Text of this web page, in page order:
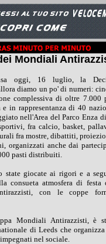
Mondiali
oggi, 16 luglio, la
diamo un po' di numeri:
complessiva di oltre 7.000
e in rappresentanza di 40
nell'Area del Parco Enza
fra calcio, basket,
fra mostre, dibattiti,
organizzati anche dai
pasti distribuiti.
state giocate ai rigori e a
consueta atmosfera di festa
con le coppe
Mondiali Antirazzisti, è
di Leeds che
nel sociale.